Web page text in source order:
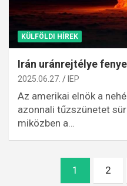
KÜLFÖLDI HÍREK
Irán uránrejtélye
2025.06.27. IEP
Az amerikai elnök a
azonnali tűzszünetet
miközben a…
Bejegyzések
1 2